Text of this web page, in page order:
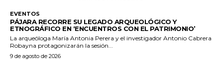
EVENTOS
PÁJARA RECORRE SU LEGADO ARQUEOLÓGICO Y
ETNOGRÁFICO EN ‘ENCUENTROS CON EL PATRIMONIO’
La arqueóloga María Antonia Perera y el investigador Antonio Cabrera
Robayna protagonizarán la sesión...
9 de agosto de 2026